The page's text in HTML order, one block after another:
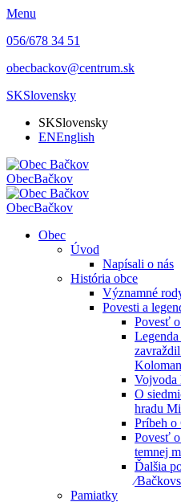
Menu
056/678 34 51
obecbackov@centrum.sk
SKSlovensky
SKSlovensky
ENEnglish
ObecBačkov
ObecBačkov
Obec
Úvod
Napísali o nás
História obce
Významné
Povesti a
Povesť
Vojvoda
O
hradu
Príbeh o
Povesť
temnej
Ďalšia
Pamiatky